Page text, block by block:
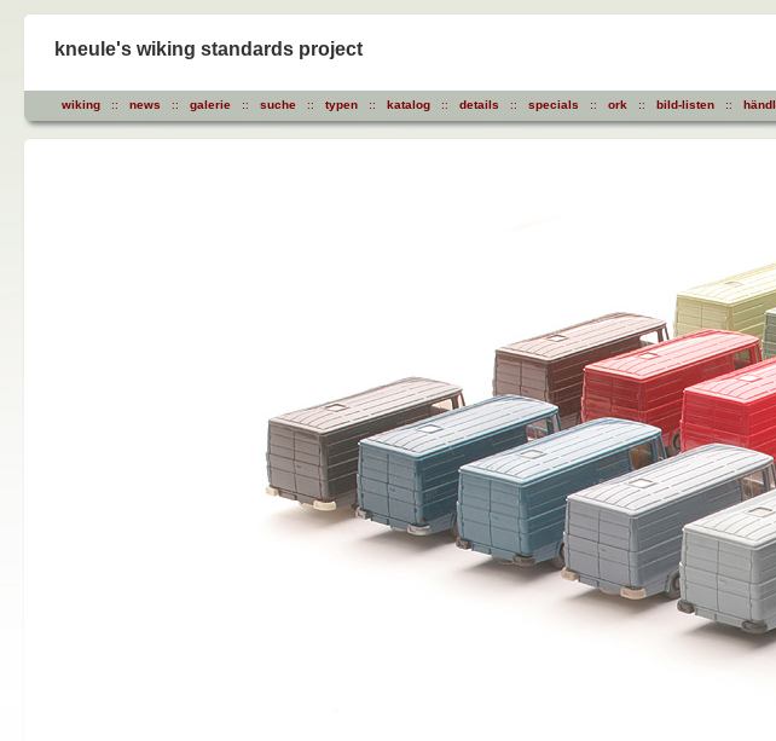
kneule's wiking standards project
wiking :: news :: galerie :: suche :: typen :: katalog :: details :: specials :: ork :: bild-listen ::